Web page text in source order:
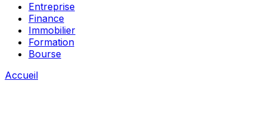
Entreprise
Finance
Immobilier
Formation
Bourse
Accueil